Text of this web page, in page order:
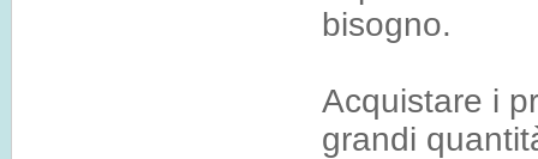
bisogno.
Acquistare i
grandi